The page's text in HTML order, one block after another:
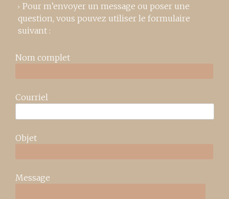
Pour m’envoyer un message ou poser une
question, vous pouvez utiliser le formulaire
suivant :
Nom complet
Courriel
Objet
Message